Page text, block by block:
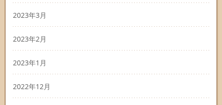
2023年3月
2023年2月
2023年1月
2022年12月